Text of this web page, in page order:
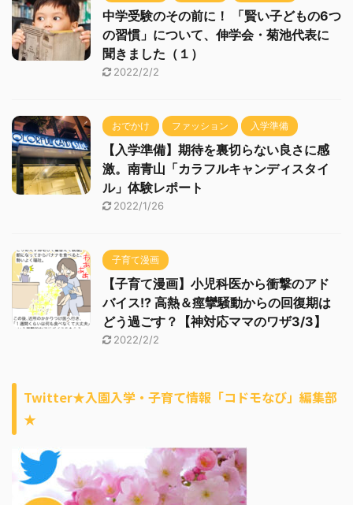
中学受験のその前に！ 「賢い子どもの6つ
の習慣」について、伸学会・菊池代表に
聞きました（１）
2022/2/2
おでかけ ファッション 入学準備
【入学準備】期待を裏切らない良さに感
激。南青山「カラフルキャンディスタイ
ル」体験レポート
2022/1/26
子育て漫画
【子育て漫画】小児科医から衝撃のアド
バイス!? 高熱＆痙攣騒動からの回復期は
どう過ごす？【神対応ママのワザ3/3】
2022/2/2
Twitter★入園入学・子育て情報「コドモなび」編集部
★